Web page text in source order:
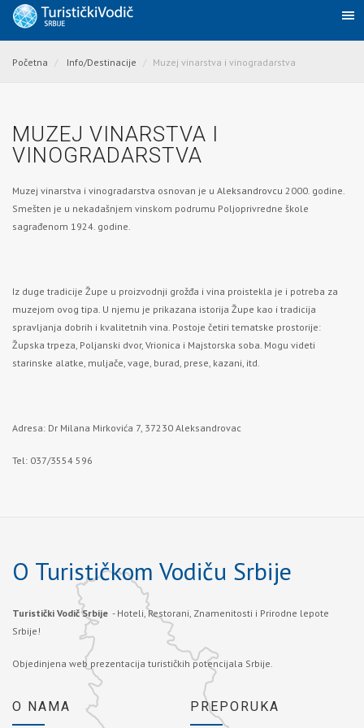
Početna Info/Destinacije Muzej vinarstva i vinogradarstva
MUZEJ VINARSTVA I
VINOGRADARSTVA
Muzej vinarstva i vinogradarstva osnovan je u Aleksandrovcu 2000. godine.
Smešten je u nekadašnjem vinskom podrumu Poljoprivredne škole
sagrađenom 1924. godine.
Iz duge tradicije Župe u proizvodnji grožđa i vina proistekla je i potreba za
muzejom ovog tipa. U njemu je prikazana istorija Župe kao i tradicija
spravljanja dobrih i kvalitetnih vina. Postoje četiri tematske prostorije:
Župska trpeza, Poljanski dvor, Vrionica i Majstorska soba. Mogu videti
starinske alatke, muljače, vage, burad, prese, kazani, itd.
Adresa: Dr Milana Mirkovića 7, 37230 Aleksandrovac
Tel: 037/3554 596
O Turističkom Vodiču Srbije
Turistički Vodič Srbije - Hoteli, Restorani, Znamenitosti i Prirodne lepote
Srbije!
Objedinjena web prezentacija turističkih potencijala Srbije.
O NAMA PREPORUKA